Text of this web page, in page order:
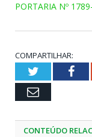
PORTARIA Nº
COMPARTILHAR:
Twitter
Email
CONTEÚDO